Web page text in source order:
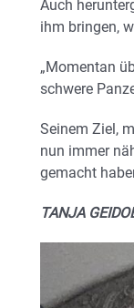
Auch
ihm bringen,
„Momentan
schwere
Seinem Ziel,
nun immer
gemacht
TANJA